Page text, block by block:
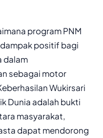
program PNM
positif bagi
dalam
sebagai motor
Wukirsari
Dunia adalah bukti
masyarakat,
dapat mendorong